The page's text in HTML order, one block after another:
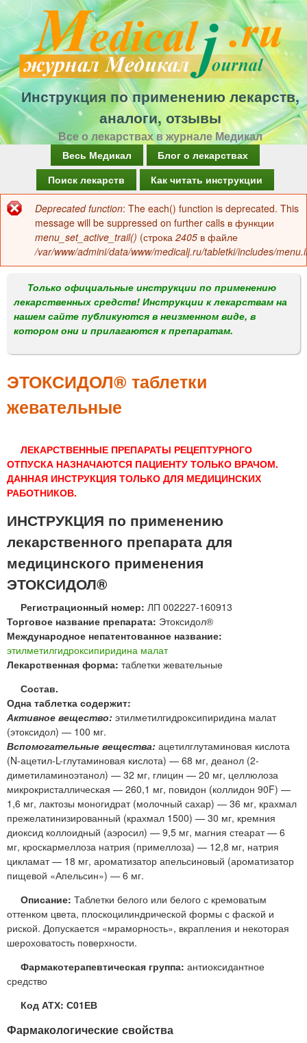
Перейти
к
основному
содержанию
Инструкция по применению лекарств,
аналоги, отзывы
Все о лекарствах в журнале Медикал
а
в
о
м
е
н
Весь Медикал
Блог о лекарствах
Поиск лекарств
Как читать инструкции
Сообщение
об
ошибке
Deprecated function: The each() function is deprecated. This
message will be suppressed on further calls в функции
menu_set_active_trail() (строка 2405 в файле
/var/www/admini/data/www/medicalj.ru/tabletki/includes/
Только официальные инструкции по применению
лекарственных средств! Инструкции к лекарствам на
нашем сайте публикуются в неизменном виде, в
котором они и прилагаются к препаратам.
ЭТОКСИДОЛ® таблетки
жевательные
ЛЕКАРСТВЕННЫЕ ПРЕПАРАТЫ РЕЦЕПТУРНОГО
ОТПУСКА НАЗНАЧАЮТСЯ ПАЦИЕНТУ ТОЛЬКО ВРАЧОМ.
ДАННАЯ ИНСТРУКЦИЯ ТОЛЬКО ДЛЯ МЕДИЦИНСКИХ
РАБОТНИКОВ.
ИНСТРУКЦИЯ по применению
лекарственного препарата для
медицинского применения
ЭТОКСИДОЛ®
Регистрационный номер: ЛП 002227-160913
Торговое название препарата: Этоксидол®
Международное непатентованное название:
этилметилгидроксипиридина малат
Лекарственная форма: таблетки жевательные
Состав.
Одна таблетка содержит:
Активное вещество: этилметилгидроксипиридина малат
(этоксидол) — 100 мг.
Вспомогательные вещества: ацетилглутаминовая кислота
(N-ацетил-L-глутаминовая кислота) — 68 мг, деанол (2-
диметиламиноэтанол) — 32 мг, глицин — 20 мг, целлюлоза
микрокристаллическая — 260,1 мг, повидон (коллидон 90F) —
1,6 мг, лактозы моногидрат (молочный сахар) — 36 мг, крахмал
прежелатинизированный (крахмал 1500) — 30 мг, кремния
диоксид коллоидный (аэросил) — 9,5 мг, магния стеарат — 6
мг, кроскармеллоза натрия (примеллоза) — 12,8 мг, натрия
цикламат — 18 мг, ароматизатор апельсиновый (ароматизатор
пищевой «Апельсин») — 6 мг.
Описание: Таблетки белого или белого с кремоватым
оттенком цвета, плоскоцилиндрической формы с фаской и
риской. Допускается «мраморность», вкрапления и некоторая
шероховатость поверхности.
Фармакотерапевтическая группа: антиоксидантное
средство
Код АТХ: С01ЕВ
Фармакологические свойства